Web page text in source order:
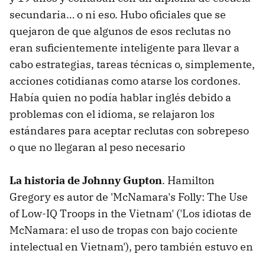
secundaria… o ni eso. Hubo oficiales que se
quejaron de que algunos de esos reclutas no
eran suficientemente inteligente para llevar a
cabo estrategias, tareas técnicas o, simplemente,
acciones cotidianas como atarse los cordones.
Había quien no podía hablar inglés debido a
problemas con el idioma, se relajaron los
estándares para aceptar reclutas con sobrepeso
o que no llegaran al peso necesario
La historia de Johnny Gupton. Hamilton
Gregory es autor de 'McNamara's Folly: The Use
of Low-IQ Troops in the Vietnam' ('Los idiotas de
McNamara: el uso de tropas con bajo cociente
intelectual en Vietnam'), pero también estuvo en